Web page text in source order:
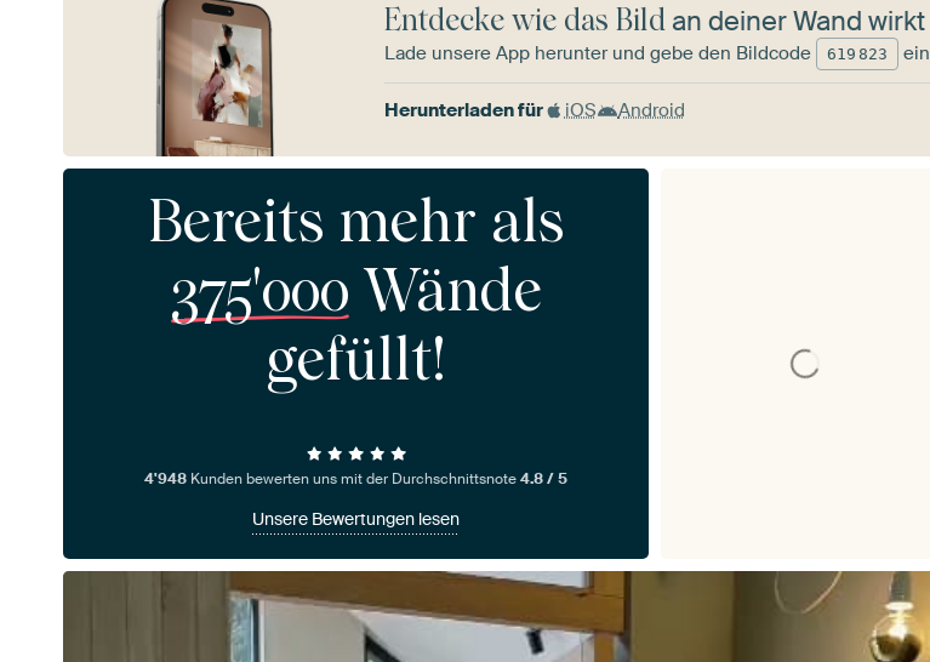
Entdecke wie das Bildan deiner Wand wirkt
Lade unsere App herunter und gebe den Bildcode 619 823 ein
Herunterladen für iOS Android
Bereits mehr als
375'000 Wände
gefüllt!
4'948 Kunden bewerten uns mit der Durchschnittsnote4.8 / 5
Unsere Bewertungen lesen